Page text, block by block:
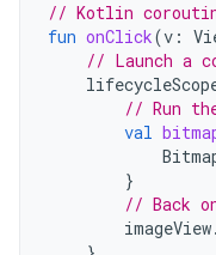
// Kotlin
fun onClick(v :
// Launch a
// Run
val
}
// Back
imageView.